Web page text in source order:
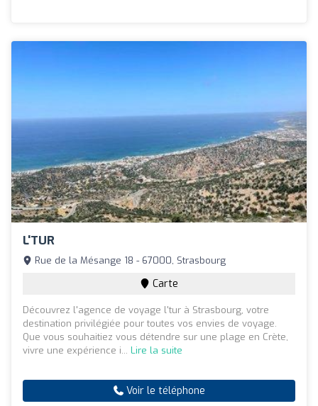
L'TUR
Rue de la Mésange 18 - 67000, Strasbourg
Carte
Découvrez l'agence de voyage l'tur à Strasbourg, votre
destination privilégiée pour toutes vos envies de voyage.
Que vous souhaitiez vous détendre sur une plage en Crète,
vivre une expérience i... Lire la suite
Voir le téléphone